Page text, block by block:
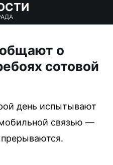
о
сотовой
день испытывают
связью —